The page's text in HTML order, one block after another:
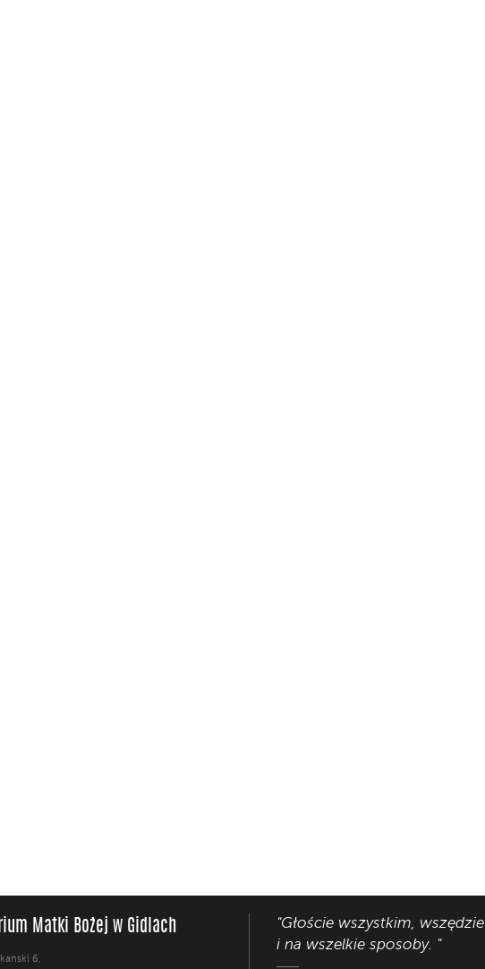
Matki Bożej w Gidlach
6,
"Głoście wszystkim, wszędzie
i na wszelkie sposoby. "